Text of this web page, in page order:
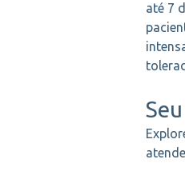
até 7
Seu